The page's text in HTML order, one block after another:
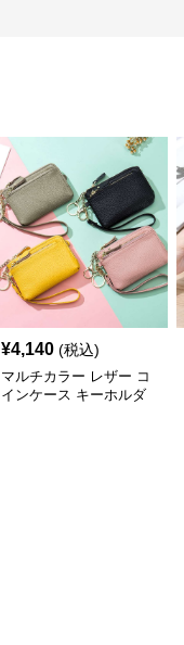
¥4,140 (税込)
マルチカラー レザー コ
インケース キーホルダ